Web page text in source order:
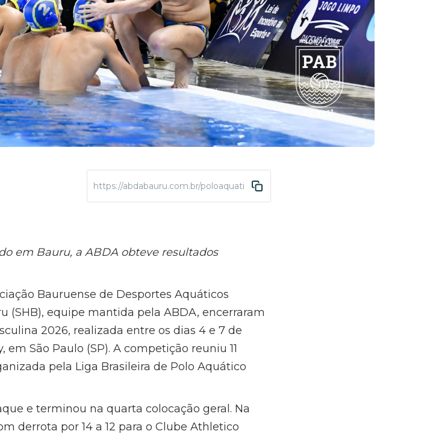
https://abdabauru.com.br/poloaquatico-copasub16masc-2026-resultado
em Bauru, a ABDA obteve resultados
Bauruense de Desportes Aquáticos
(SHB), equipe mantida pela ABDA, encerraram
2026, realizada entre os dias 4 e 7 de
São Paulo (SP). A competição reuniu 11
pela Liga Brasileira de Polo Aquático
e terminou na quarta colocação geral. Na
derrota por 14 a 12 para o Clube Athletico